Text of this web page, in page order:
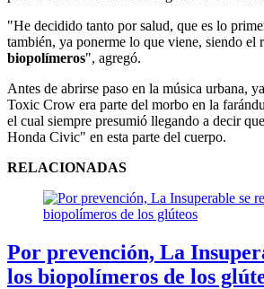
"He decidido tanto por salud, que es lo
también, ya ponerme lo que viene, siendo el
biopolímeros", agregó.
Antes de abrirse paso en la música urbana,
Toxic Crow era parte del morbo en la
el cual siempre presumió llegando a decir
Honda Civic" en esta parte del cuerpo.
RELACIONADAS
Por prevención, La
los biopolímeros de los